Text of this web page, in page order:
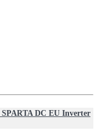
DC EU Inverter